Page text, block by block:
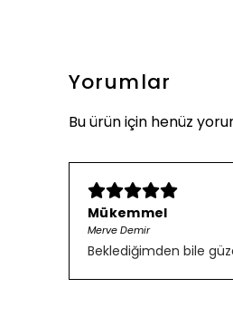
Yorumlar
Bu ürün için henüz
Mükemmel
Merve Demir
Beklediğimden bile